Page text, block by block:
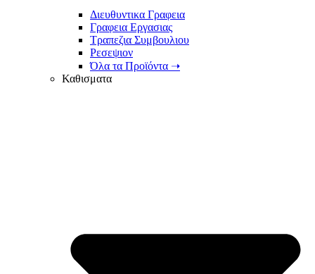
Διευθυντικα Γραφεια
Γραφεια Εργασιας
Τραπεζια Συμβουλιου
Ρεσεψιον
Όλα τα Προϊόντα ➝
Καθισματα